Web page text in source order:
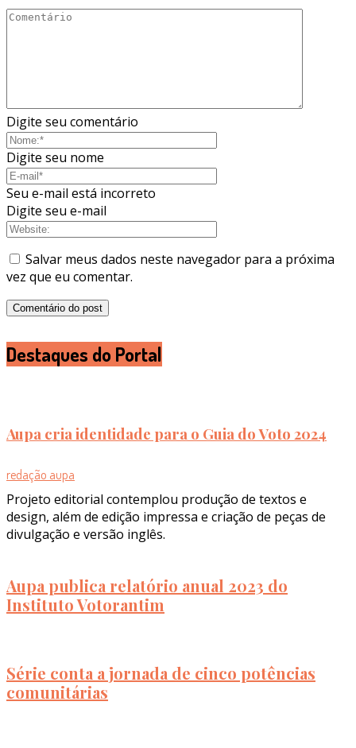
Digite seu comentário
Digite seu nome
Seu e-mail está incorreto
Digite seu e-mail
Salvar meus dados neste navegador para a próxima
vez que eu comentar.
Destaques do Portal
Aupa cria identidade para o Guia do Voto 2024
redação aupa
Projeto editorial contemplou produção de textos e
design, além de edição impressa e criação de peças de
divulgação e versão inglês.
Aupa publica relatório anual 2023 do
Instituto Votorantim
Série conta a jornada de cinco potências
comunitárias